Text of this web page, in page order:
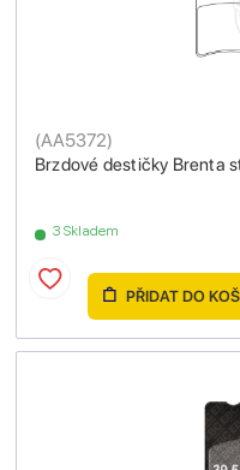
Brzdové destičky Brenta
(AA5372)
3 Skladem
PŘIDAT DO